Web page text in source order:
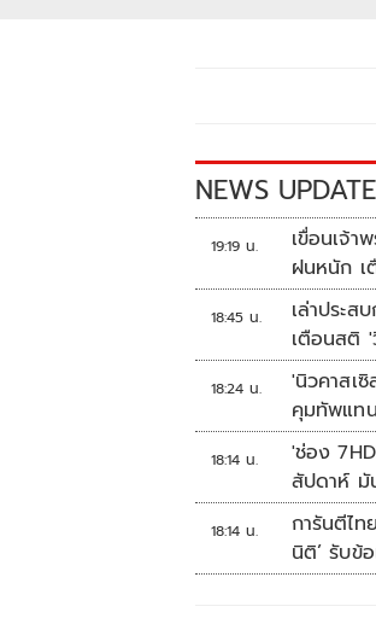
NEWS UPDATE
19:19 น.
เขื่อนเจ้า
ฝนหนัก เ
ระดับน้ำสู
18:45 น.
เล่าประ
เตือนสติ '
ยอมรับธร
18:24 น.
'นิวคาสเ
คุมทัพแท
18:14 น.
'ช่อง
สัปดาห์ มั
นี 165-ม
18:14 น.
การันตีไท
นิติ’ รับข้